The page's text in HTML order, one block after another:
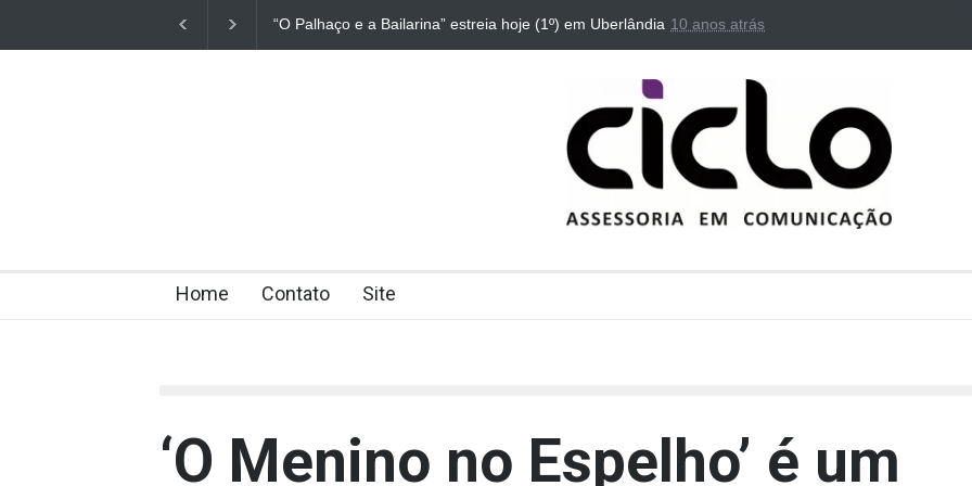
estreia hoje (1º) em Uberlândia “Dorotéia”, de Nelson Rodrigues, chega à Uberlândia
“Dedo de Verso” oferece prática de
10 anos atrás
Home Contato Site
‘O Menino no Espelho’ é um